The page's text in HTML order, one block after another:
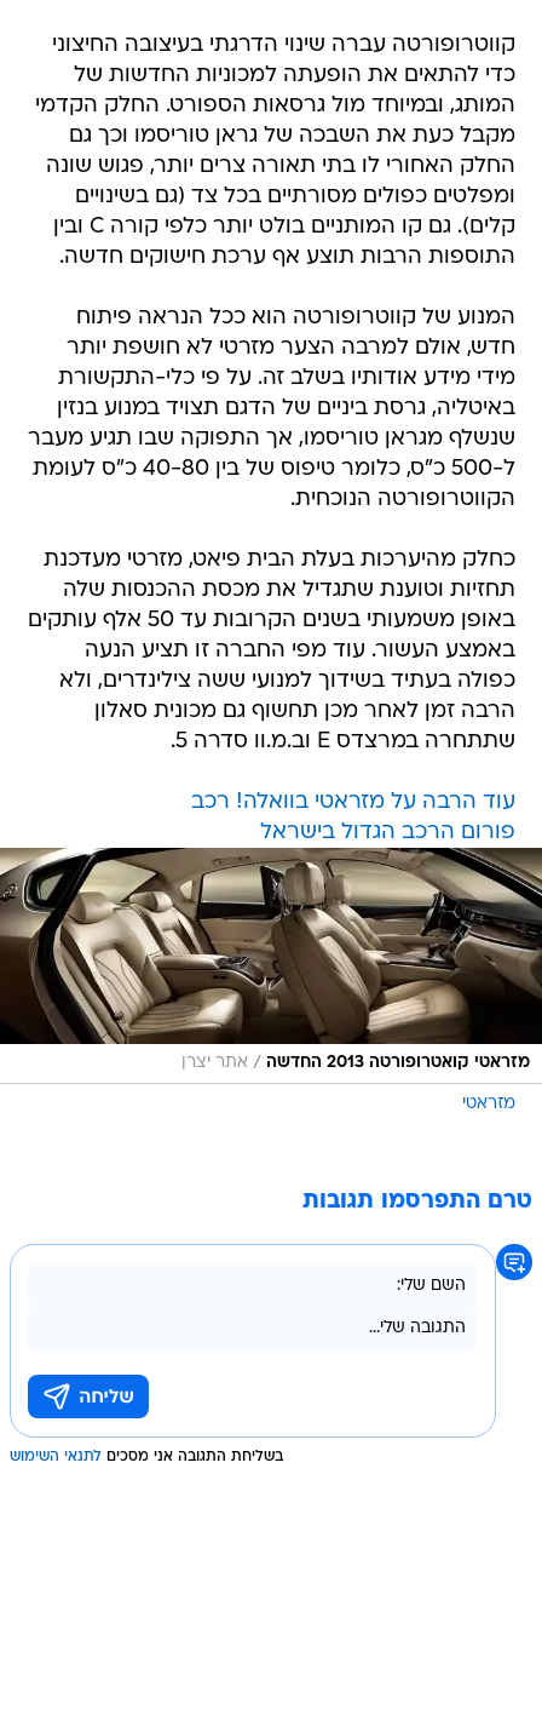
קווטרופורטה עברה שינוי הדרגתי בעיצובה החיצוני
כדי להתאים את הופעתה למכוניות החדשות של
המותג, ובמיוחד מול גרסאות הספורט. החלק הקדמי
מקבל כעת את השבכה של גראן טוריסמו וכך גם
החלק האחורי לו בתי תאורה צרים יותר, פגוש שונה
ומפלטים כפולים מסורתיים בכל צד (גם בשינויים
קלים). גם קו המותניים בולט יותר כלפי קורה C ובין
התוספות הרבות תוצע אף ערכת חישוקים חדשה.
המנוע של קווטרופורטה הוא ככל הנראה פיתוח
חדש, אולם למרבה הצער מזרטי לא חושפת יותר
מידי מידע אודותיו בשלב זה. על פי כלי-התקשורת
באיטליה, גרסת ביניים של הדגם תצויד במנוע בנזין
שנשלף מגראן טוריסמו, אך התפוקה שבו תגיע מעבר
ל-500 כ"ס, כלומר טיפוס של בין 40-80 כ"ס לעומת
הקווטרופורטה הנוכחית.
כחלק מהיערכות בעלת הבית פיאט, מזרטי מעדכנת
תחזיות וטוענת שתגדיל את מכסת ההכנסות שלה
באופן משמעותי בשנים הקרובות עד 50 אלף עותקים
באמצע העשור. עוד מפי החברה זו תציע הנעה
כפולה בעתיד בשידוך למנועי ששה צילינדרים, ולא
הרבה זמן לאחר מכן תחשוף גם מכונית סאלון
שתתחרה במרצדס E וב.מ.וו סדרה 5.
עוד הרבה על מזראטי בוואלה! רכב
פורום הרכב הגדול בישראל
מזראטי קואטרופורטה 2013 החדשה / אתר יצרן
מזראטי
טרם התפרסמו תגובות
בשליחת התגובה אני מסכים לתנאי השימוש